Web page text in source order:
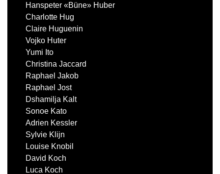
Hanspeter «Büne» Huber
Charlotte Hug
Claire Huguenin
Vojko Huter
Yumi Ito
Christina Jaccard
Raphael Jakob
Raphael Jost
Dshamilja Kalt
Sonoe Kato
Adrien Kessler
Sylvie Klijn
Louise Knobil
David Koch
Luca Koch